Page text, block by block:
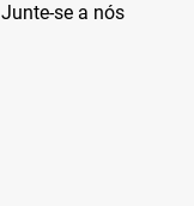
Junte-se a nós